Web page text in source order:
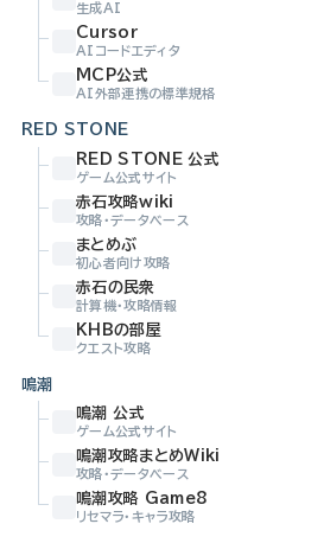
生成AI
Cursor
AIコードエディタ
MCP公式
AI外部連携の標準規格
RED STONE
RED STONE 公式
ゲーム公式サイト
赤石攻略wiki
攻略・データベース
まとめぶ
初心者向け攻略
赤石の民衆
計算機・攻略情報
KHBの部屋
クエスト攻略
鳴潮
鳴潮 公式
ゲーム公式サイト
鳴潮攻略まとめWiki
攻略・データベース
鳴潮攻略 Game8
リセマラ・キャラ攻略